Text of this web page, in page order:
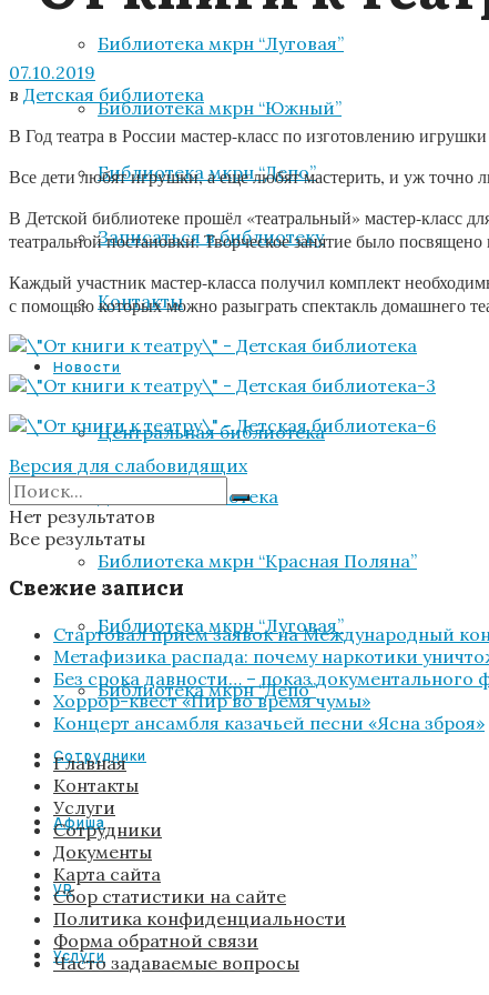
Библиотека мкрн “Луговая”
Библиотека мкрн “Южный”
Библиотека мкрн “Депо”
Записаться в библиотеку
Контакты
Новости
Центральная библиотека
Детская библиотека
Библиотека мкрн “Красная Поляна”
Библиотека мкрн “Луговая”
Библиотека мкрн “Депо”
Сотрудники
Афиша
VR
Услуги
07.10.2019
в Детская библиотека
В Год театра в России мастер-класс по изготовлению игрушки
Все дети любят игрушки, а еще любят мастерить, и уж точно
В Детской библиотеке прошёл «театральный» мастер-класс
театральной постановки. Творческое занятие было
Каждый участник мастер-класса получил комплект
с помощью которых можно разыграть спектакль домашнего
Версия для слабовидящих
Нет результатов
Все результаты
Свежие записи
Стартовал прием заявок на Международный
Метафизика распада: почему наркотики
Без срока давности… – показ документального
Хоррор-квест «Пир во время чумы»
Концерт ансамбля казачьей песни «Ясна зброя»
Главная
Контакты
Услуги
Сотрудники
Документы
Карта сайта
Сбор статистики на сайте
Политика конфиденциальности
Форма обратной связи
Часто задаваемые вопросы